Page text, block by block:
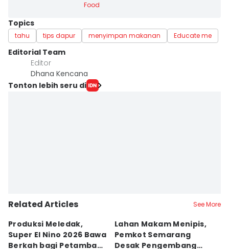
Food
Topics
tahu tips dapur menyimpan makanan Educate me
Editorial Team
Editor
Dhana Kencana
Tonton lebih seru di
Related Articles See More
Produksi Meledak,
Super El Nino 2026 Bawa
Berkah bagi Petambak
Lahan Makam Menipis,
Pemkot Semarang
Desak Pengembang